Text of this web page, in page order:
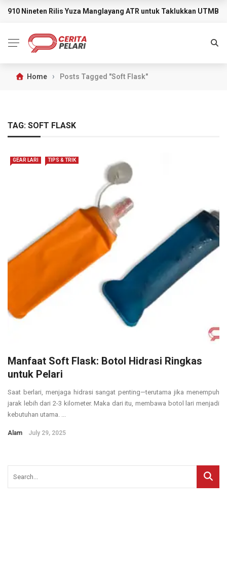
BREAKING NEWS
910 Nineten Rilis Yuza Manglayang ATR untuk Taklukkan UTMB
Home › Posts Tagged "Soft Flask"
TAG: SOFT FLASK
GEAR LARI TIPS & TRIK
Manfaat Soft Flask: Botol Hidrasi Ringkas
untuk Pelari
Saat berlari, menjaga hidrasi sangat penting—terutama jika menempuh
jarak lebih dari 2-3 kilometer. Maka dari itu, membawa botol lari menjadi
kebutuhan utama. ...
Alam July 29, 2025